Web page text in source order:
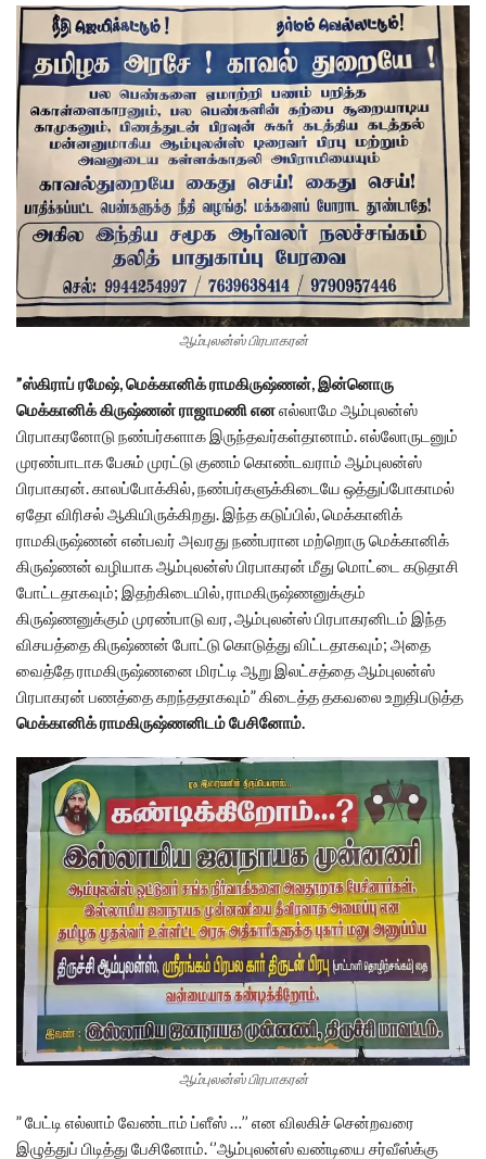
ஆம்புலன்ஸ் பிரபாகரன்
”ஸ்கிராப் ரமேஷ், மெக்கானிக் ராமகிருஷ்ணன், இன்னொரு
மெக்கானிக் கிருஷ்ணன் ராஜாமணி எனஎல்லாமே ஆம்புலன்ஸ்
பிரபாகரனோடு நண்பர்களாக இருந்தவர்கள்தானாம். எல்லோருடனும்
முரண்பாடாக பேசும் முரட்டு குணம் கொண்டவராம் ஆம்புலன்ஸ்
பிரபாகரன். காலப்போக்கில், நண்பர்களுக்கிடையே ஒத்துப்போகாமல்
ஏதோ விரிசல் ஆகியிருக்கிறது. இந்த கடுப்பில், மெக்கானிக்
ராமகிருஷ்ணன் என்பவர் அவரது நண்பரான மற்றொரு மெக்கானிக்
கிருஷ்ணன் வழியாக ஆம்புலன்ஸ் பிரபாகரன் மீது மொட்டை கடுதாசி
போட்டதாகவும்; இதற்கிடையில், ராமகிருஷ்ணனுக்கும்
கிருஷ்ணனுக்கும் முரண்பாடு வர, ஆம்புலன்ஸ் பிரபாகரனிடம் இந்த
விசயத்தை கிருஷ்ணன் போட்டு கொடுத்து விட்டதாகவும்; அதை
வைத்தே ராமகிருஷ்ணனை மிரட்டி ஆறு இலட்சத்தை ஆம்புலன்ஸ்
பிரபாகரன் பணத்தை கறந்ததாகவும்” கிடைத்த தகவலை உறுதிபடுத்த
மெக்கானிக் ராமகிருஷ்ணனிடம் பேசினோம்.
ஆம்புலன்ஸ் பிரபாகரன்
” பேட்டி எல்லாம் வேண்டாம் ப்ளீஸ் …’’ என விலகிச் சென்றவரை
இழுத்துப் பிடித்து பேசினோம். ‘’ஆம்புலன்ஸ் வண்டியை சர்வீஸ்க்கு